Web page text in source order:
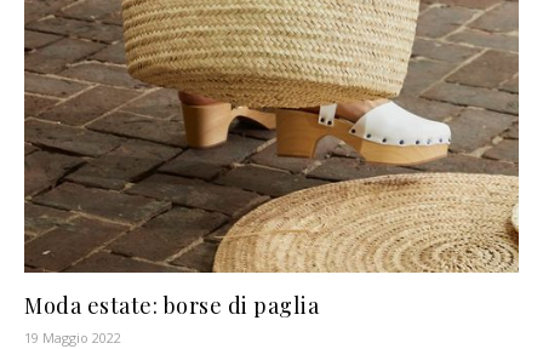
Moda estate: borse di paglia
19 Maggio 2022